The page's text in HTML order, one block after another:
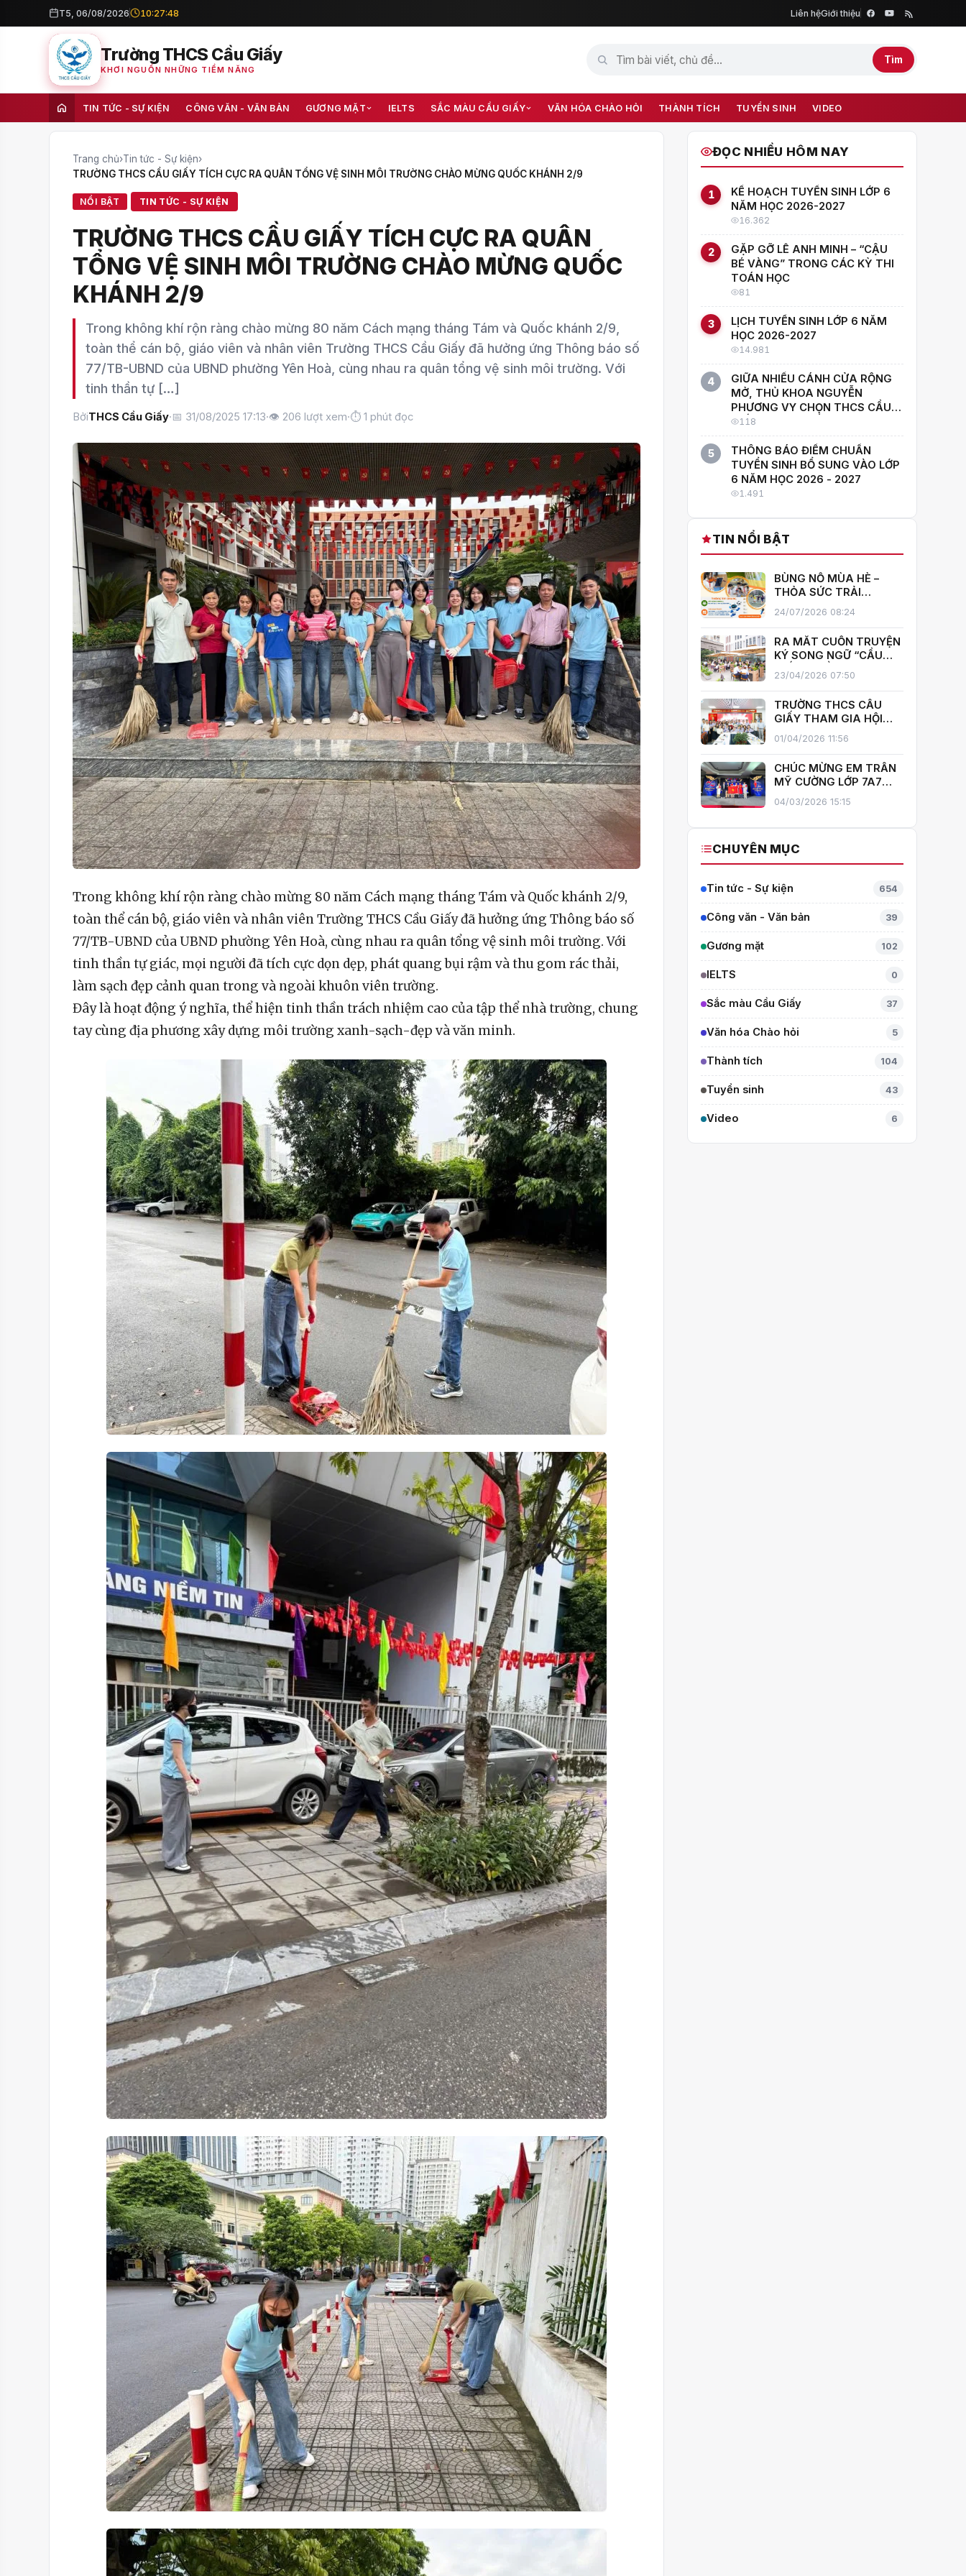
T5, 06/08/2026 10:27:50 Liên hệGiới thiệu
Trường THCS Cầu Giấy
KHƠI NGUỒN NHỮNG TIỀM NĂNG
Tìm
TIN TỨC - SỰ KIỆN CÔNG VĂN - VĂN BẢN GƯƠNG MẶT IELTS SẮC MÀU CẦU GIẤY VĂN HÓA CHÀO HỎI THÀNH TÍCH TUYỂN SINH VIDEO
Trang chủ›Tin tức - Sự kiện›
TRƯỜNG THCS CẦU GIẤY TÍCH CỰC RA QUÂN TỔNG VỆ SINH MÔI TRƯỜNG CHÀO MỪNG QUỐC KHÁNH 2/9
NỔI BẬT TIN TỨC - SỰ KIỆN
TRƯỜNG THCS CẦU GIẤY TÍCH CỰC RA QUÂN
TỔNG VỆ SINH MÔI TRƯỜNG CHÀO MỪNG QUỐC
KHÁNH 2/9
Trong không khí rộn ràng chào mừng 80 năm Cách mạng tháng Tám và Quốc khánh 2/9,
toàn thể cán bộ, giáo viên và nhân viên Trường THCS Cầu Giấy đã hưởng ứng Thông báo số
77/TB-UBND của UBND phường Yên Hoà, cùng nhau ra quân tổng vệ sinh môi trường. Với
tinh thần tự […]
BởiTHCS Cầu Giấy·📅 31/08/2025 17:13·👁 206 lượt xem·⏱ 1 phút đọc
Trong không khí rộn ràng chào mừng 80 năm Cách mạng tháng Tám và Quốc khánh 2/9,
toàn thể cán bộ, giáo viên và nhân viên Trường THCS Cầu Giấy đã hưởng ứng Thông báo số
77/TB-UBND của UBND phường Yên Hoà, cùng nhau ra quân tổng vệ sinh môi trường. Với
tinh thần tự giác, mọi người đã tích cực dọn dẹp, phát quang bụi rậm và thu gom rác thải,
làm sạch đẹp cảnh quan trong và ngoài khuôn viên trường.
Đây là hoạt động ý nghĩa, thể hiện tinh thần trách nhiệm cao của tập thể nhà trường, chung
tay cùng địa phương xây dựng môi trường xanh-sạch-đẹp và văn minh.
ĐỌC NHIỀU HÔM NAY
1
KẾ HOẠCH TUYỂN SINH LỚP 6
NĂM HỌC 2026-2027
16.362
2
GẶP GỠ LÊ ANH MINH – “CẬU
BÉ VÀNG” TRONG CÁC KỲ THI
TOÁN HỌC
81
3
LỊCH TUYỂN SINH LỚP 6 NĂM
HỌC 2026-2027
14.981
4
GIỮA NHIỀU CÁNH CỬA RỘNG
MỞ, THỦ KHOA NGUYỄN
PHƯƠNG VY CHỌN THCS CẦU
GIẤY: "CON MUỐN HỌC CÙNG
NHỮNG NGƯỜI GIỎI NHẤT!"
118
5
THÔNG BÁO ĐIỂM CHUẨN
TUYỂN SINH BỔ SUNG VÀO LỚP
6 NĂM HỌC 2026 - 2027
1.491
TIN NỔI BẬT
BÙNG NỔ MÙA HÈ –
THỎA SỨC TRẢI
NGHIỆM CÙNG CÂU
LẠC BỘ HÈ 2026
TRƯỜNG THCS CẦU
GIẤY!
24/07/2026 08:24
RA MẮT CUỐN TRUYỆN
KÝ SONG NGỮ “CẦU
GIẤY – MIỀN XANH NỞ
HOA”, KHÁNH THÀNH
THƯ VIỆN MỞ, LAN TOẢ
VĂN HOÁ ĐỌC
23/04/2026 07:50
TRƯỜNG THCS CẦU
GIẤY THAM GIA HỘI
THI GIÁO VIÊN DẠY GIỎI
CẤP TRUNG HỌC CƠ SỞ
PHƯỜNG YÊN HOÀ
01/04/2026 11:56
CHÚC MỪNG EM TRẦN
MỸ CƯỜNG LỚP 7A7
TỎA SÁNG TẠI THÁI
LAN – MANG VỀ HUY
04/03/2026 15:15
CHUYÊN MỤC
Tin tức - Sự kiện 654
Công văn - Văn bản 39
Gương mặt 102
IELTS 0
Sắc màu Cầu Giấy 37
Văn hóa Chào hỏi 5
Thành tích 104
Tuyển sinh 43
Video 6